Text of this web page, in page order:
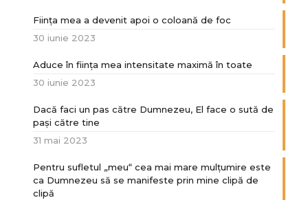
Ființa mea a devenit apoi o coloană de foc
30 iunie 2023
Aduce în ființa mea intensitate maximă în toate
30 iunie 2023
Dacă faci un pas către Dumnezeu, El face o sută de
paşi către tine
31 mai 2023
Pentru sufletul „meu“ cea mai mare mulțumire este
ca Dumnezeu să se manifeste prin mine clipă de
clipă